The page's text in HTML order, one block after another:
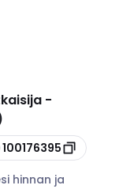
-
100176395
hinnan ja